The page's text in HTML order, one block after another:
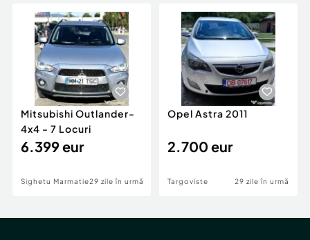
Servicii
Animale de companie
Afaceri și echipamente profesionale
Inchiriere Bunuri si Vehicule
Utilaje agricole si industriale
Piese auto si accesorii
Dacia Duster
Mitsubishi Outlander-
4x4 - 7 Locuri
6.399 eur
Sighetu Marmatiei29 zile în urmă
Opel Astra 2011
2.700 eur
Targoviste 29 zile în urmă